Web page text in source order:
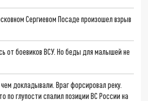
Сергиевом Посаде произошел взрыв
от боевиков ВСУ. Но беды для малышей не
докладывали. Враг форсировал реку.
по глупости спалил позиции ВС России на